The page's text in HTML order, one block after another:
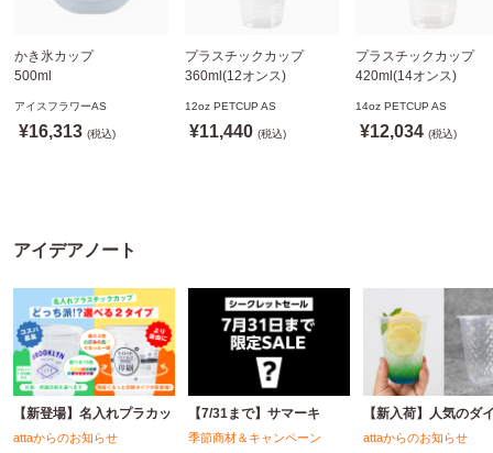
かき氷カップ
500ml
※北海道・沖縄・離島 送
料別途
アイスフラワーAS
¥16,313 (税込)
プラスチックカップ
360ml(12オンス)
製)
※沖縄・離島 配送料別途
12oz PETCUP AS
¥11,440 (税込)
プラスチックカップ
420ml(14オンス)
製)
※沖縄・離島 配送料
14oz PETCUP AS
¥12,034 (税込)
アイデアノート
【新登場】名入れプラカッ
attaからのお知らせ
【7/31まで】サマーキ
季節商材＆キャンペーン
【新入荷】人気のダ
attaからのお知らせ